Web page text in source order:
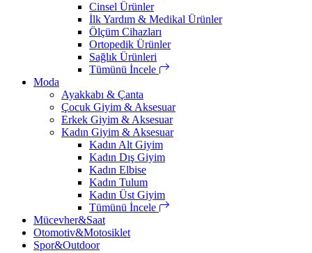
Cinsel Ürünler
İlk Yardım & Medikal Ürünler
Ölçüm Cihazları
Ortopedik Ürünler
Sağlık Ürünleri
Tümünü İncele
Moda
Ayakkabı & Çanta
Çocuk Giyim & Aksesuar
Erkek Giyim & Aksesuar
Kadın Giyim & Aksesuar
Kadın Alt Giyim
Kadın Dış Giyim
Kadın Elbise
Kadın Tulum
Kadın Üst Giyim
Tümünü İncele
Mücevher&Saat
Otomotiv&Motosiklet
Spor&Outdoor